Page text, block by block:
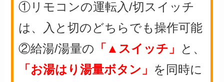
①リモコンの運転入/切スイッチ
は、入と切のどちらでも操作可能
②給湯/湯量の 「▲スイッチ」
と、
「お湯はり湯量ボタン」 を同時に